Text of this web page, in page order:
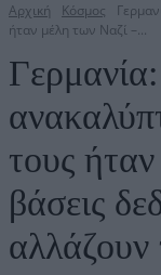
Αρχική Κόσμος
ήταν μέλη των Ναζί –...
τους
βάσεις
αλλάζουν